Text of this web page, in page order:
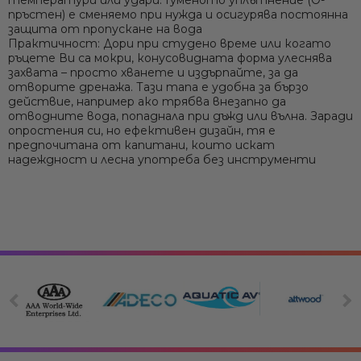
пръстен) е сменяемо при нужда и осигурява постоянна
защита от пропускане на вода
Практичност: Дори при студено време или когато
ръцете Ви са мокри, конусовидната форма улеснява
захвата – просто хванете и издърпайте, за да
отворите дренажа. Тази тапа е удобна за бързо
действие, например ако трябва внезапно да
отводните вода, попаднала при дъжд или вълна. Заради
опростения си, но ефективен дизайн, тя е
предпочитана от капитани, които искат
надеждност и лесна употреба без инструменти